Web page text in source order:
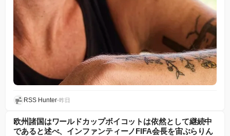
RSS Hunter•昨日
欧州諸国はワールドカップボイコットは依然として継続中
であると述べ、インファンティーノFIFA会長を宙ぶらりん